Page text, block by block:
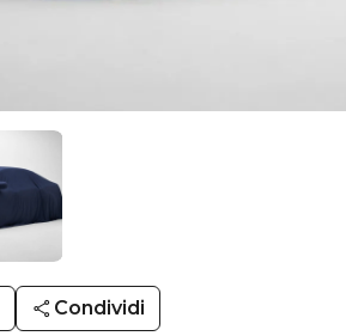
Condividi